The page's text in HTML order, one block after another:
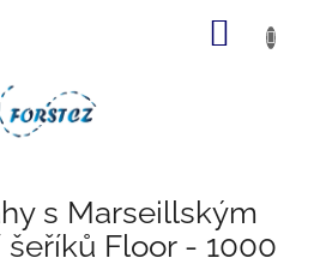
s Marseillským
Floor - 1000